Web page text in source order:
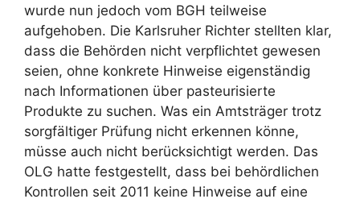
wurde nun jedoch vom BGH teilweise
aufgehoben. Die Karlsruher Richter stellten klar,
dass die Behörden nicht verpflichtet gewesen
seien, ohne konkrete Hinweise eigenständig
nach Informationen über pasteurisierte
Produkte zu suchen. Was ein Amtsträger trotz
sorgfältiger Prüfung nicht erkennen könne,
müsse auch nicht berücksichtigt werden. Das
OLG hatte festgestellt, dass bei behördlichen
Kontrollen seit 2011 keine Hinweise auf eine